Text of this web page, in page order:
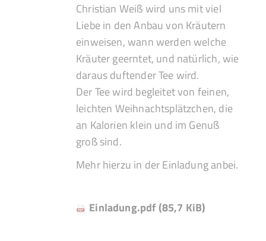
Christian Weiß wird uns mit viel
Liebe in den Anbau von Kräutern
einweisen, wann werden welche
Kräuter geerntet, und natürlich, wie
daraus duftender Tee wird.
Der Tee wird begleitet von feinen,
leichten Weihnachtsplätzchen, die
an Kalorien klein und im Genuß
groß sind.
Mehr hierzu in der Einladung anbei.
Einladung.pdf(85,7 KiB)